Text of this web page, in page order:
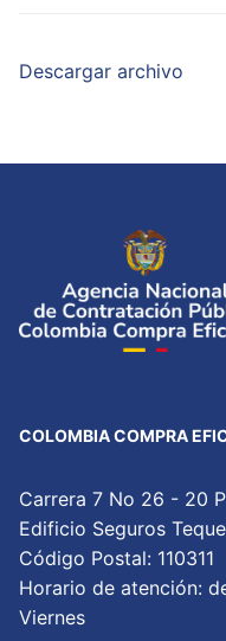
Descargar archivo
COLOMBIA COMPRA
Carrera 7 No 26 - 20
Edificio Seguros
Código Postal: 110311
Horario de atención:
Viernes